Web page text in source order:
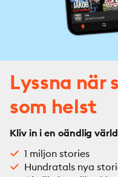
Lyssna när
som helst
Kliv in i en oändlig
1 miljon stories
Hundratals nya